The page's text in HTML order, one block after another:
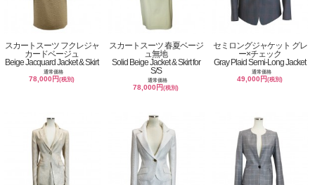
スカートスーツ フクレジャ
カードベージュ
Beige Jacquard Jacket & Skirt
通常価格
78,000円(税別)
スカートスーツ 春夏ベージ
ュ無地
Solid Beige Jacket & Skirt for
S/S
通常価格
78,000円(税別)
セミロングジャケット グレ
ー×チェック
Gray Plaid Semi-Long Jacket
通常価格
49,000円(税別)